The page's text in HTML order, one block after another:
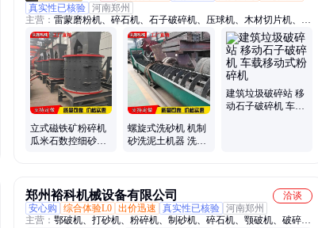
真实性已核验 河南郑州
主营： 雷蒙磨粉机、碎石机、石子破碎机、压球机、木材切片机、移
动式破碎机、木材粉碎机、石料生产线、移动式破碎站
立式磁铁矿粉碎机
瓜米石数控细砂机
螺旋式洗砂机 机制
砂洗泥土机器 洗沙
建筑垃圾破碎站 移
动石子破碎机 车载
郑州裕科机械设备有限公司
洽谈
安心购
综合体验L0 出价迅速 真实性已核验 河南郑州
主营： 鄂破机、打砂机、粉碎机、制砂机、碎石机、颚破机、破碎